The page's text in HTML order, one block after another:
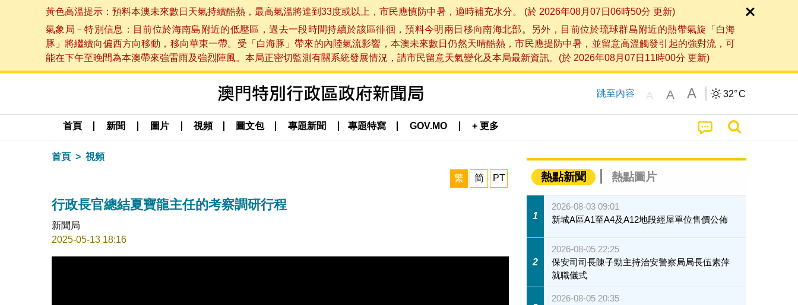
黃色高溫提示：預料本澳未來數日天氣持續酷熱，最高氣溫將達到33度或以上，市民應慎防中暑，適時補充水分。 (於 2026年08月07日06時50分 更新)
氣象局－特別信息：目前位於海南島附近的低壓區，過去一段時間持續於該區徘徊，預料今明兩日移向南海北部。另外，目前位於琉球群島附近的熱帶氣旋「白海
豚」將繼續向偏西方向移動，移向華東一帶。受「白海豚」帶來的內陸氣流影響，本澳未來數日仍然天晴酷熱，市民應提防中暑，並留意高溫觸發引起的強對流，可
能在下午至晚間為本澳帶來強雷雨及強烈陣風。本局正密切監測有關系統發展情況，請市民留意天氣變化及本局最新資訊。(於 2026年08月07日11時00分 更新)
跳至內容 A A A 32°C
首頁 新聞 圖片 視頻 圖文包 專題新聞 專題特寫 GOV.MO + 更多
首頁 視頻
繁 简 PT
行政長官總結夏寶龍主任的考察調研行程
新聞局
2025-05-13 18:16
熱點新聞 熱點圖片
1
2026-08-03 09:01
新城A區A1至A4及A12地段經屋單位售價公佈
2
2026-08-05 22:25
保安司司長陳子勁主持治安警察局局長伍素萍
就職儀式
2026-08-05 20:35